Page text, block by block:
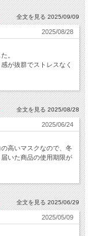
2025/09/09
2025/08/28
。
が抜群でストレスなく
2025/08/28
2025/06/24
高いマスクなので、冬
いた商品の使用期限が
2025/06/29
2025/05/09